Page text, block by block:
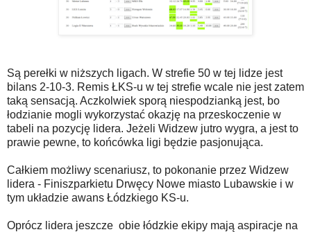
Są perełki w niższych ligach. W strefie 50 w tej lidze jest
bilans 2-10-3. Remis ŁKS-u w tej strefie wcale nie jest zatem
taką sensacją. Aczkolwiek sporą niespodzianką jest, bo
łodzianie mogli wykorzystać okazję na przeskoczenie w
tabeli na pozycję lidera. Jeżeli Widzew jutro wygra, a jest to
prawie pewne, to końcówka ligi będzie pasjonująca.
Całkiem możliwy scenariusz, to pokonanie przez Widzew
lidera - Finiszparkietu Drwęcy Nowe miasto Lubawskie i w
tym układzie awans Łódzkiego KS-u.
Oprócz lidera jeszcze obie łódzkie ekipy mają aspiracje na